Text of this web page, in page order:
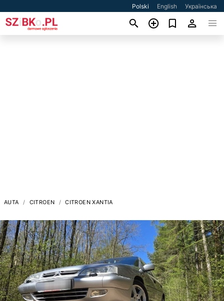
Polski English Українська
AUTA CITROEN CITROEN XANTIA